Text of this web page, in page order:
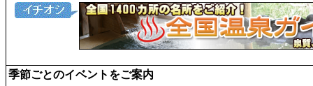
季節ごとのイベントをご案内